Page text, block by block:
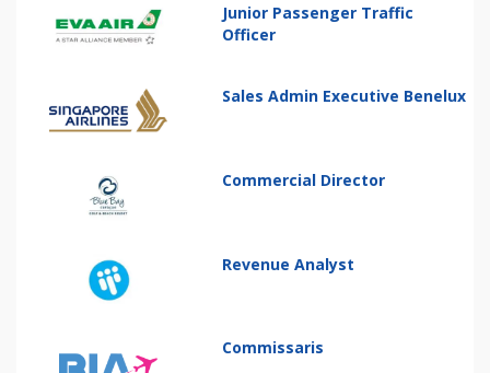
Junior Passenger Traffic
Officer
Sales Admin Executive Benelux
Commercial Director
Revenue Analyst
Commissaris